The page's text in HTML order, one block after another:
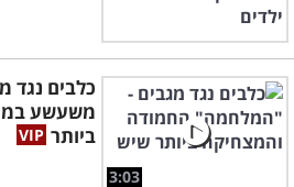
3:03
כלבים נגד
משעשע
ביותר